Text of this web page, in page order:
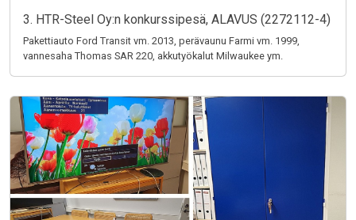
3. HTR-Steel Oy:n konkurssipesä, ALAVUS (2272112-4)
Pakettiauto Ford Transit vm. 2013, perävaunu Farmi vm. 1999,
vannesaha Thomas SAR 220, akkutyökalut Milwaukee ym.